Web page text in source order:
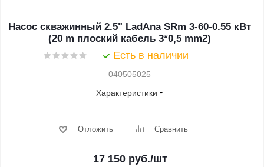
Насос скважинный 2.5" LadAna SRm 3-60-0.55 кВт
(20 m плоский кабель 3*0,5 mm2)
Есть в наличии
040505025
Характеристики
Отложить Сравнить
17 150руб./шт